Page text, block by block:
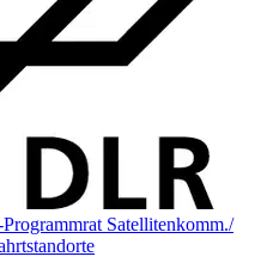
Satelliten­komm./​